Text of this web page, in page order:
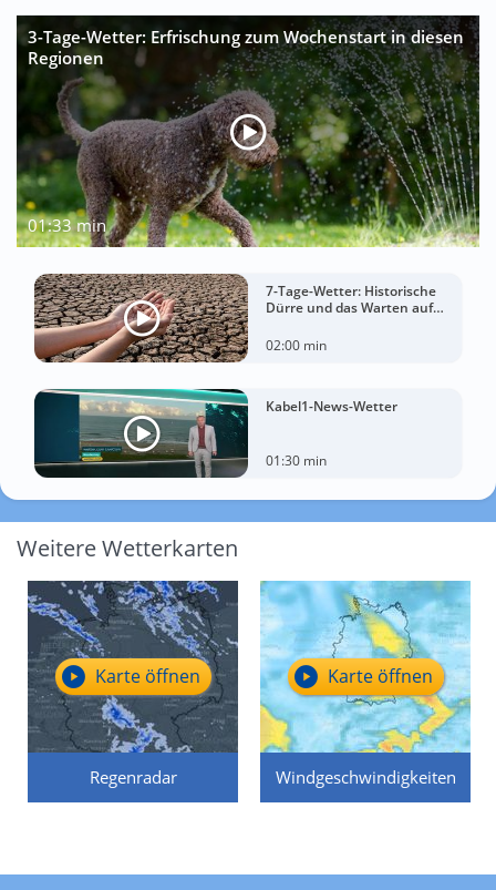
3-Tage-Wetter: Erfrischung zum Wochenstart in diesen
Regionen
01:33 min
7-Tage-Wetter: Historische
Dürre und das Warten auf
02:00 min
Kabel1-News-Wetter
01:30 min
Weitere Wetterkarten
Regenradar
Karte öffnen
Windgeschwindigkeiten
Karte öffnen